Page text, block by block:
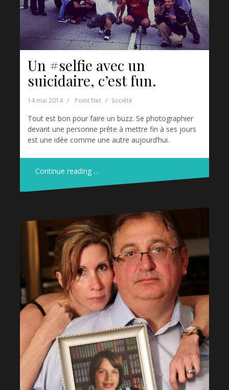
Un #selfie avec un
suicidaire, c’est fun.
14 mai 2014 Point Net Société
Tout est bon pour faire un buzz. Se photographier
devant une personne prête à mettre fin à ses jours
est une idée comme une autre aujourd’hui.
Continue reading …